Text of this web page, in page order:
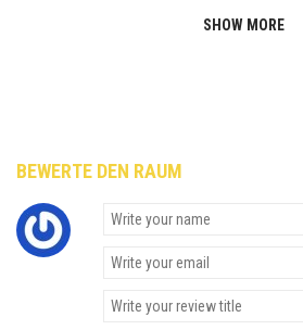
SHOW MORE
BEWERTE DEN RAUM